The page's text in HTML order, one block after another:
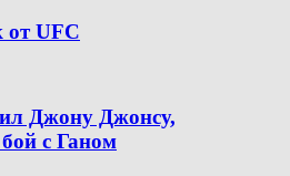
от UFC
Джону Джонсу,
с Ганом